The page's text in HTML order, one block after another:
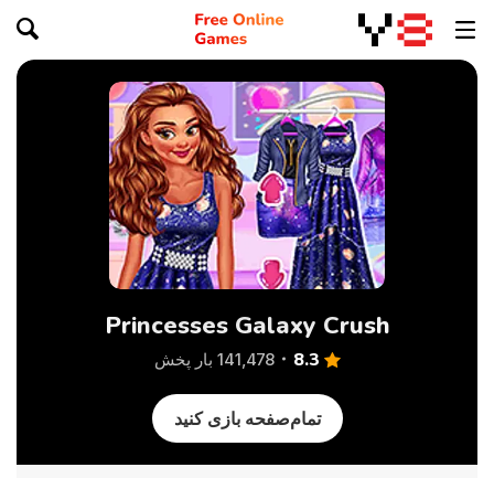
Princesses Galaxy Crush
8.3 141,478 بار پخش
تمام‌صفحه بازی کنید